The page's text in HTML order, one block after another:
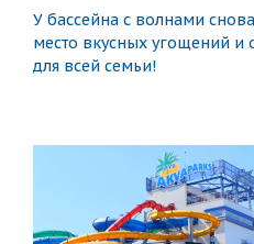
У бассейна с волнами
место вкусных угощений
для всей семьи!